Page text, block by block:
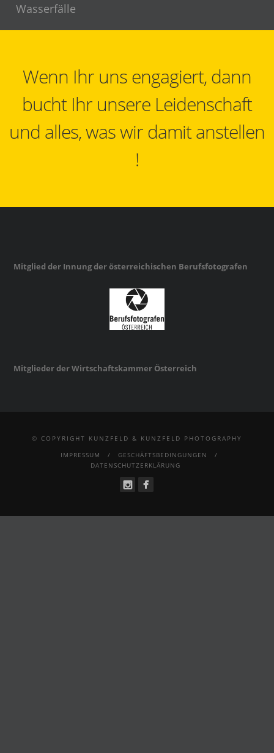
Wasserfälle
Wenn Ihr uns engagiert, dann
bucht Ihr unsere Leidenschaft
und alles, was wir damit anstellen
!
Mitglied der Innung der österreichischen Berufsfotografen
Mitglieder der Wirtschaftskammer Österreich
© COPYRIGHT KUNZFELD & KUNZFELD PHOTOGRAPHY
IMPRESSUM
GESCHÄFTSBEDINGUNGEN
DATENSCHUTZERKLÄRUNG